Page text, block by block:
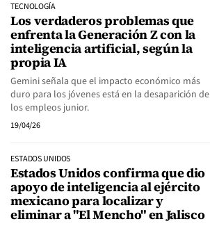
TECNOLOGÍA
Los verdaderos problemas que
enfrenta la Generación Z con la
inteligencia artificial, según la
propia IA
Gemini señala que el impacto económico más
duro para los jóvenes está en la desaparición de
los empleos junior.
19/04/26
ESTADOS UNIDOS
Estados Unidos confirma que dio
apoyo de inteligencia al ejército
mexicano para localizar y
eliminar a "El Mencho" en Jalisco